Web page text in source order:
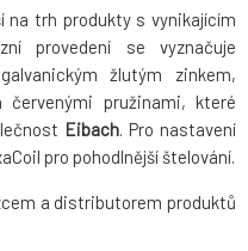
na trh produkty s vynikajícím
provedení se vyznačuje
žlutým zinkem,
červenými pružinami, které
Eibach. Pro nastavení
pro pohodlnější štelování.
a distributorem produktů